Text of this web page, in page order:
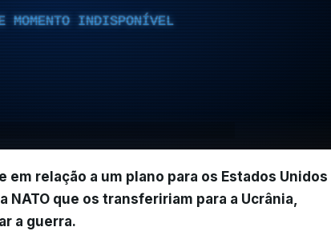
MOMENTO INDISPONÍVEL
relação a um plano para os Estados Unidos
NATO que os transfeririam para a Ucrânia,
a guerra.